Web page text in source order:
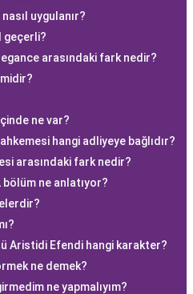
uygulanır?
geçerli?
arasındaki fark nedir?
ne var?
hangi adliyeye bağlıdır?
arasındaki fark nedir?
ne anlatıyor?
Aristidi Efendi hangi karakter?
ne demek?
ne yapmalıyım?